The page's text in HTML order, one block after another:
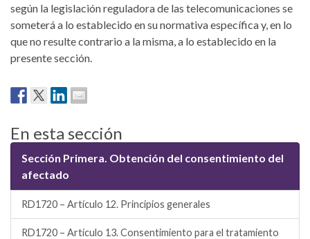
según la legislación reguladora de las telecomunicaciones se
someterá a lo establecido en su normativa específica y, en lo
que no resulte contrario a la misma, a lo establecido en la
presente sección.
En esta sección
Sección Primera. Obtención del consentimiento del
afectado
RD1720 – Artículo 12. Principios generales
RD1720 – Artículo 13. Consentimiento para el tratamiento